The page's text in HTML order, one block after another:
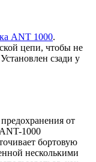
ANT 1000.
цепи, чтобы не
сзади у
от
1000
бортовую
несколькими